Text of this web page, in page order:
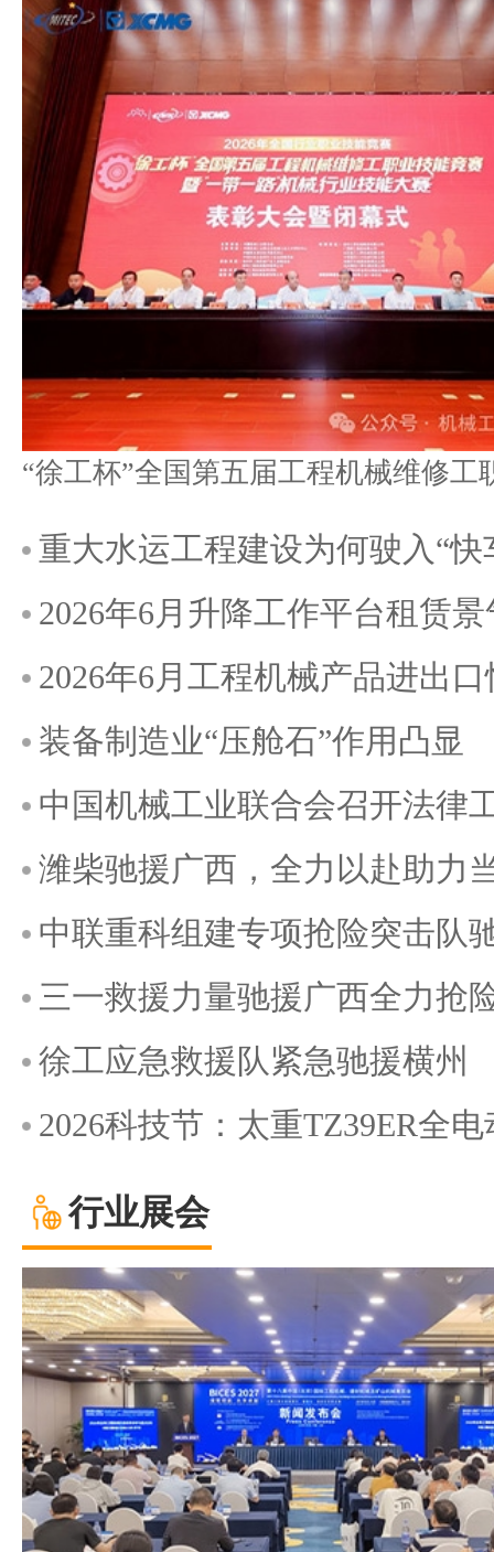
重大水运工程建设为何驶入“快
2026年6月升降工作平台租赁
2026年6月工程机械产品进出
装备制造业“压舱石”作用凸显
中国机械工业联合会召开法律
潍柴驰援广西，全力以赴助力
中联重科组建专项抢险突击队
三一救援力量驰援广西全力抢
徐工应急救援队紧急驰援横州
2026科技节：太重TZ39ER全
行业展会